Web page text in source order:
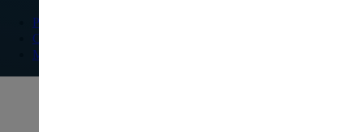
Pežo
Citroen
Modeli vozila